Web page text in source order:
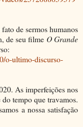
de sermos humanos
de seu filme O Grande
o-ultimo-discurso-
As imperfeições nos
tempo que travamos.
a nossa satisfação